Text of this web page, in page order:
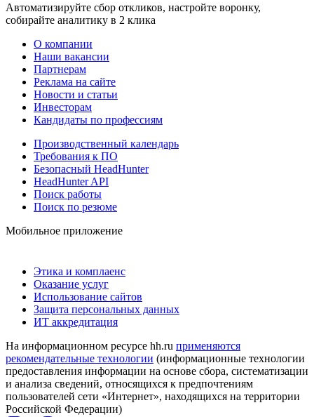
Автоматизируйте сбор откликов, настройте воронку,
собирайте аналитику в 2 клика
О компании
Наши вакансии
Партнерам
Реклама на сайте
Новости и статьи
Инвесторам
Кандидаты по профессиям
Производственный календарь
Требования к ПО
Безопасный HeadHunter
HeadHunter API
Поиск работы
Поиск по резюме
Мобильное приложение
Этика и комплаенс
Оказание услуг
Использование сайтов
Защита персональных данных
ИТ аккредитация
На информационном ресурсе hh.ru применяются
рекомендательные технологии (информационные технологии
предоставления информации на основе сбора, систематизации
и анализа сведений, относящихся к предпочтениям
пользователей сети «Интернет», находящихся на территории
Российской Федерации)